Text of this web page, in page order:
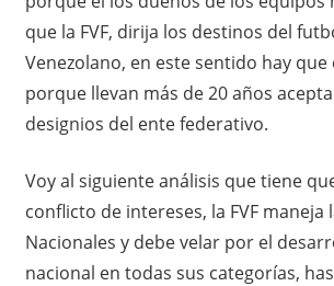
que la FVF, dirija los destinos del
Venezolano, en este sentido hay que
porque llevan más de 20 años
designios del ente federativo.
Voy al siguiente análisis que tiene
conflicto de intereses, la FVF maneja
Nacionales y debe velar por el
nacional en todas sus categorías,